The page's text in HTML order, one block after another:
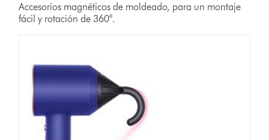
Accesorios magnéticos de moldeado, para un montaje
fácil y rotación de 360°.